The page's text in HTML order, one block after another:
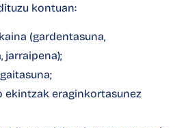
kontuan:
(gardentasuna,
jarraipena);
ekintzak eraginkortasunez